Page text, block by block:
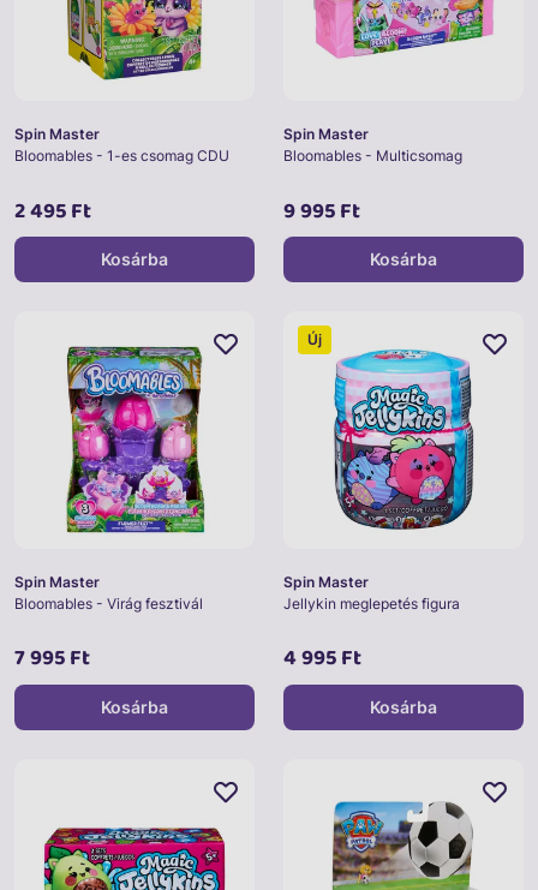
Spin Master
Bloomables - 1-es csomag CDU
2 495 Ft
Kosárba
Spin Master
Bloomables - Multicsomag
9 995 Ft
Kosárba
Spin Master
Bloomables - Virág fesztivál
7 995 Ft
Kosárba
Spin Master
Jellykin meglepetés figura
4 995 Ft
Új
Kosárba